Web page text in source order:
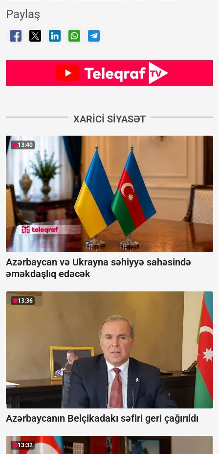
Paylaş
XARICI SIYASƏT
13:40
Azərbaycan və Ukrayna səhiyyə sahəsində
əməkdaşlıq edəcək
13:36
Azərbaycanın Belçikadakı səfiri geri çağırıldı
13:32